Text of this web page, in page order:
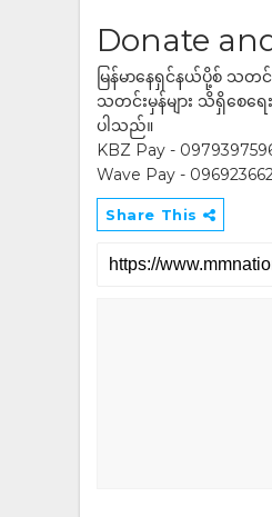
Donate
မြန်မာနေရှင်နယ်ပို့စ် သတ
သတင်းမှန်များ သိရှိစေရ
ပါသည်။
KBZ Pay -
Wave Pay -
Share This